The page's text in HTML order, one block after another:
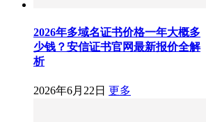
2026年多域名证书价格一年大概多
少钱？安信证书官网最新报价全解
析
2026年6月22日 更多